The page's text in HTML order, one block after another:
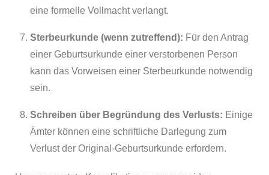
eine formelle Vollmacht verlangt.
Sterbeurkunde (wenn zutreffend): Für den Antrag
einer Geburtsurkunde einer verstorbenen Person
kann das Vorweisen einer Sterbeurkunde notwendig
sein.
Schreiben über Begründung des Verlusts: Einige
Ämter können eine schriftliche Darlegung zum
Verlust der Original-Geburtsurkunde erfordern.